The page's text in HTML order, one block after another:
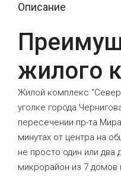
Описание
жилого
Жилой комплекс
уголке города
пересечении пр-та
минутах от центра на
не просто один или два
микрорайон из 7